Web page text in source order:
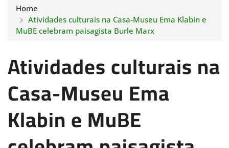
Home
Atividades culturais na Casa-Museu Ema Klabin e
MuBE celebram paisagista Burle Marx
Atividades culturais na
Casa-Museu Ema
Klabin e MuBE